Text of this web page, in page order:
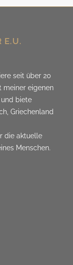
E.U.
seit über 20
meiner eigenen
biete
Griechenland
die aktuelle
Menschen.